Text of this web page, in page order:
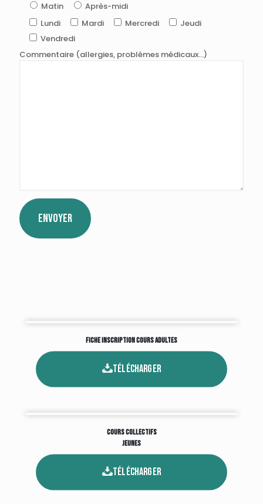
Matin
Après-midi
Lundi
Mardi Mercredi
Jeudi
Vendredi
Commentaire (allergies, problèmes médicaux...)
Fiche Inscription Cours Adultes
télécharger
Cours collectifs
jeunes
télécharger